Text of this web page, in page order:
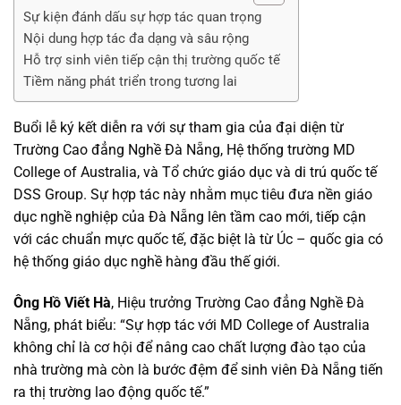
Sự kiện đánh dấu sự hợp tác quan trọng
Nội dung hợp tác đa dạng và sâu rộng
Hỗ trợ sinh viên tiếp cận thị trường quốc tế
Tiềm năng phát triển trong tương lai
Buổi lễ ký kết diễn ra với sự tham gia của đại diện từ
Trường Cao đẳng Nghề Đà Nẵng, Hệ thống trường MD
College of Australia, và Tổ chức giáo dục và di trú quốc tế
DSS Group. Sự hợp tác này nhằm mục tiêu đưa nền giáo
dục nghề nghiệp của Đà Nẵng lên tầm cao mới, tiếp cận
với các chuẩn mực quốc tế, đặc biệt là từ Úc – quốc gia có
hệ thống giáo dục nghề hàng đầu thế giới.
Ông Hồ Viết Hà, Hiệu trưởng Trường Cao đẳng Nghề Đà
Nẵng, phát biểu: “Sự hợp tác với MD College of Australia
không chỉ là cơ hội để nâng cao chất lượng đào tạo của
nhà trường mà còn là bước đệm để sinh viên Đà Nẵng tiến
ra thị trường lao động quốc tế.”